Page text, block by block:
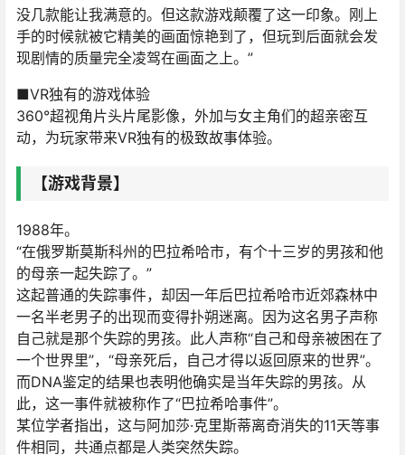
没几款能让我满意的。但这款游戏颠覆了这一印象。刚上
手的时候就被它精美的画面惊艳到了，但玩到后面就会发
现剧情的质量完全凌驾在画面之上。”
■VR独有的游戏体验
360°超视角片头片尾影像，外加与女主角们的超亲密互
动，为玩家带来VR独有的极致故事体验。
【游戏背景】
1988年。
“在俄罗斯莫斯科州的巴拉希哈市，有个十三岁的男孩和他
的母亲一起失踪了。”
这起普通的失踪事件，却因一年后巴拉希哈市近郊森林中
一名半老男子的出现而变得扑朔迷离。因为这名男子声称
自己就是那个失踪的男孩。此人声称“自己和母亲被困在了
一个世界里”，“母亲死后，自己才得以返回原来的世界”。
而DNA鉴定的结果也表明他确实是当年失踪的男孩。从
此，这一事件就被称作了“巴拉希哈事件”。
某位学者指出，这与阿加莎·克里斯蒂离奇消失的11天等事
件相同，共通点都是人类突然失踪。